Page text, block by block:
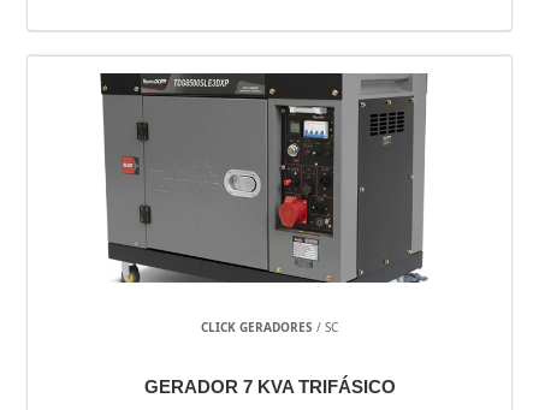
CLICK GERADORES / SC
GERADOR 7 KVA TRIFÁSICO